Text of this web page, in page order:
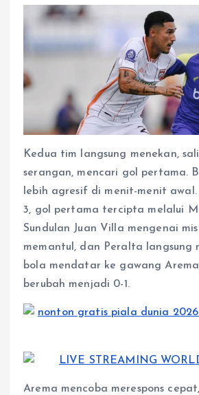
Kedua tim langsung menekan,
serangan, mencari gol pertama.
lebih agresif di menit-menit
3, gol pertama tercipta melalui
Sundulan Juan Villa mengenai
memantul, dan Peralta langsung
bola mendatar ke gawang
berubah menjadi 0-1.
Arema mencoba merespons